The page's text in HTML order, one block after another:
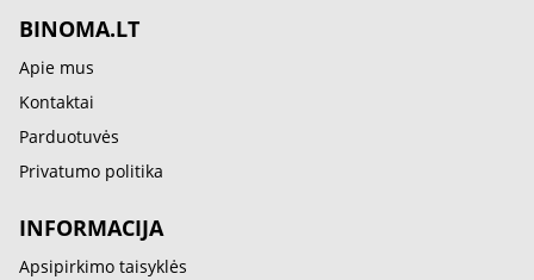
BINOMA.LT
Apie mus
Kontaktai
Parduotuvės
Privatumo politika
INFORMACIJA
Apsipirkimo taisyklės